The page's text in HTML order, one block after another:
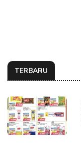
TERBARU